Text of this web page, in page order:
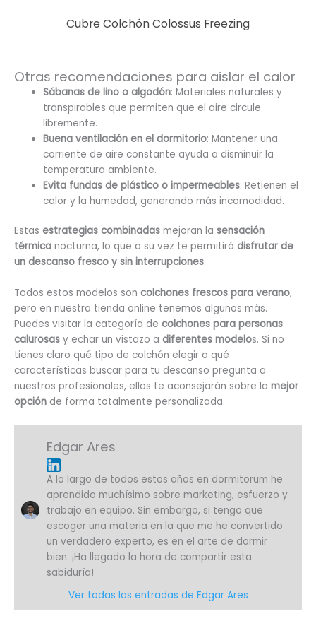
Cubre Colchón Colossus Freezing
Otras recomendaciones para aislar el calor
Sábanas de lino o algodón: Materiales naturales y
transpirables que permiten que el aire circule
libremente.
Buena ventilación en el dormitorio: Mantener una
corriente de aire constante ayuda a disminuir la
temperatura ambiente.
Evita fundas de plástico o impermeables: Retienen el
calor y la humedad, generando más incomodidad.
Estas estrategias combinadas mejoran la sensación
térmica nocturna, lo que a su vez te permitirá disfrutar de
un descanso fresco y sin interrupciones.
Todos estos modelos son colchones frescos para verano,
pero en nuestra tienda online tenemos algunos más.
Puedes visitar la categoría de colchones para personas
calurosas y echar un vistazo a diferentes modelos. Si no
tienes claro qué tipo de colchón elegir o qué
características buscar para tu descanso pregunta a
nuestros profesionales, ellos te aconsejarán sobre la mejor
opción de forma totalmente personalizada.
Edgar Ares
A lo largo de todos estos años en dormitorum he
aprendido muchísimo sobre marketing, esfuerzo y
trabajo en equipo. Sin embargo, si tengo que
escoger una materia en la que me he convertido
un verdadero experto, es en el arte de dormir
bien. ¡Ha llegado la hora de compartir esta
sabiduría!
Ver todas las entradas de Edgar Ares